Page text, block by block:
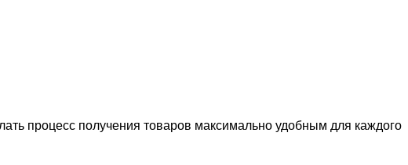
процесс получения товаров максимально удобным для каждого